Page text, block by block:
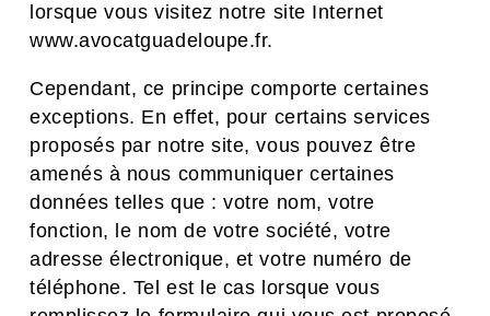
lorsque vous visitez notre site Internet
www.avocatguadeloupe.fr.
Cependant, ce principe comporte certaines
exceptions. En effet, pour certains services
proposés par notre site, vous pouvez être
amenés à nous communiquer certaines
données telles que : votre nom, votre
fonction, le nom de votre société, votre
adresse électronique, et votre numéro de
téléphone. Tel est le cas lorsque vous